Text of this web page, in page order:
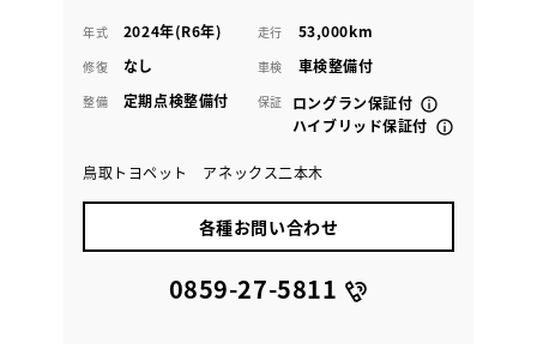
年式 2024年(R6年) 走行 53,000km
修復 なし 車検 車検整備付
整備 定期点検整備付 保証
ロングラン保証付
ハイブリッド保証付
鳥取トヨペット アネックス二本木
各種お問い合わせ
0859-27-5811